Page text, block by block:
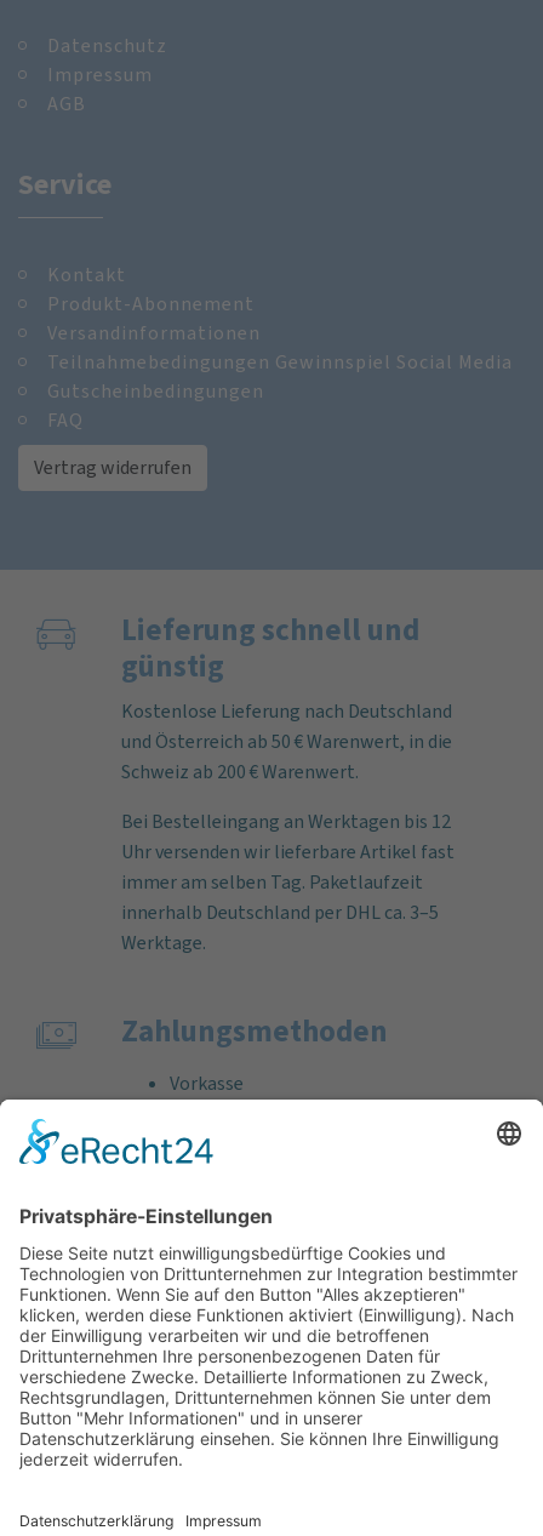
Datenschutz
Impressum
AGB
Service
Kontakt
Produkt-Abonnement
Versandinformationen
Teilnahmebedingungen Gewinnspiel Social Media
Gutscheinbedingungen
FAQ
Vertrag widerrufen
Lieferung schnell und
günstig
Kostenlose Lieferung nach Deutschland
und Österreich ab 50 € Warenwert, in die
Schweiz ab 200 € Warenwert.
Bei Bestelleingang an Werktagen bis 12
Uhr versenden wir lieferbare Artikel fast
immer am selben Tag. Paketlaufzeit
innerhalb Deutschland per DHL ca. 3–5
Werktage.
Zahlungs­methoden
Vorkasse
Bankeinzug
Kreditkarte (VISA & MasterCard)
Support
Kostenlose Beratung vor und nach dem
Kauf!
Qualität